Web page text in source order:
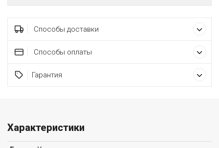
Способы доставки
Способы оплаты
Гарантия
Характеристики